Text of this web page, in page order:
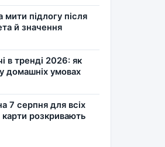
підлогу після
й значення
в тренді 2026: як
домашніх умовах
7 серпня для всіх
карти розкривають